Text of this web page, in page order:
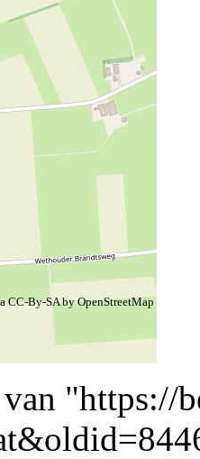
CC-By-SA byOpenStreetMap
"https://